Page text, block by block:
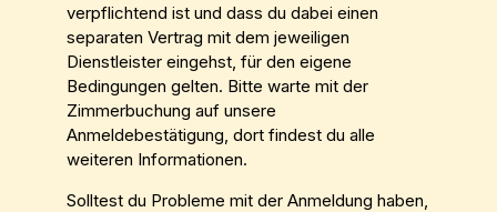
verpflichtend ist und dass du dabei einen
separaten Vertrag mit dem jeweiligen
Dienstleister eingehst, für den eigene
Bedingungen gelten. Bitte warte mit der
Zimmerbuchung auf unsere
Anmeldebestätigung, dort findest du alle
weiteren Informationen.
Solltest du Probleme mit der Anmeldung haben,